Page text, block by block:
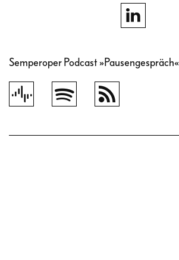
Semperoper Podcast »Pausengespräch«